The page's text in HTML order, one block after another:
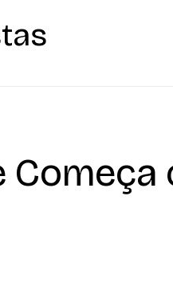
Começa